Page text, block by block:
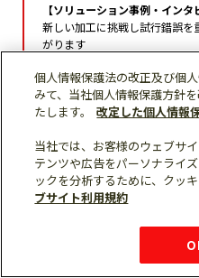
【ソリューション事例・インタ
新しい加工に挑戦し試行錯誤
がります
【ソリューション事例・イン
ダイヤモンド工具の製造で一人
株式会社日本刃研 専務取締役 稲垣
個人情報保護法の改正及び個
みて、当社個人情報保護方針
たします。
改定した個人情報
当社では、お客様のウェブサ
テンツや広告をパーソナライ
ックを分析するために、クッキ
ブサイト利用規約